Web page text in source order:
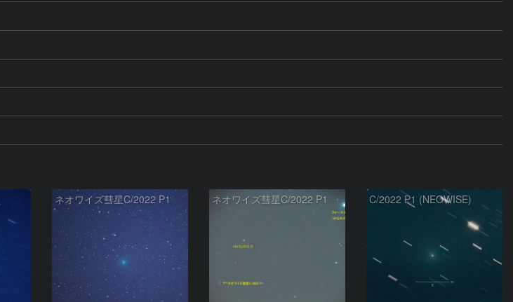
ネオワイズ彗星C/2022 P1 ネオワイズ彗星C/2022 P1 C/2022 P1 (NEOWISE)